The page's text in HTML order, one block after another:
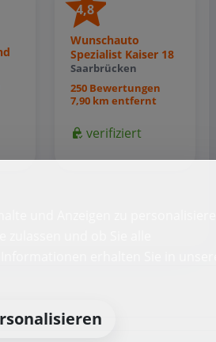
4,8
Wunschauto
Spezialist Kaiser 18
Saarbrücken
250 Bewertungen
7,90 km entfernt
verifiziert
und Anzeigen zu personalisieren